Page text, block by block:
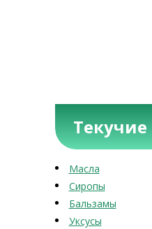
Масла
Сиропы
Бальзамы
Уксусы